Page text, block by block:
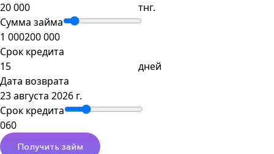
тнг.
Сумма займа
1 000200 000
Срок кредита
дней
Дата возврата
23 августа 2026 г.
Срок кредита
060
Получить займ